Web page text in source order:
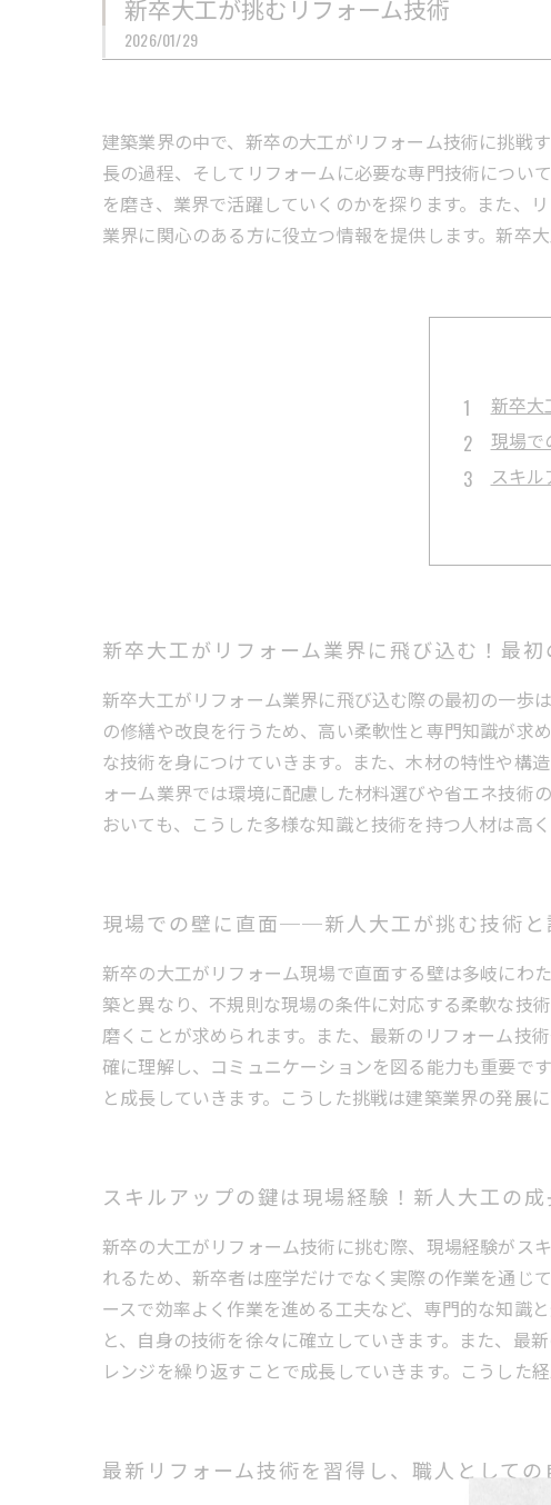
新卒大工が挑むリフォーム技術
2026/01/29
建築業界の中で、新卒の大工がリフォーム技術に挑戦
長の過程、そしてリフォームに必要な専門技術につい
を磨き、業界で活躍していくのかを探ります。また、
業界に関心のある方に役立つ情報を提供します。新卒
新卒
現場
スキ
新卒
新卒大工がリフォーム業界に飛び込む！最
新卒大工がリフォーム業界に飛び込む際の最初の一歩
の修繕や改良を行うため、高い柔軟性と専門知識が求
な技術を身につけていきます。また、木材の特性や構
ォーム業界では環境に配慮した材料選びや省エネ技術
おいても、こうした多様な知識と技術を持つ人材は高
現場での壁に直面──新人大工が挑む技術と
新卒の大工がリフォーム現場で直面する壁は多岐にわ
築と異なり、不規則な現場の条件に対応する柔軟な技
磨くことが求められます。また、最新のリフォーム技
確に理解し、コミュニケーションを図る能力も重要で
と成長していきます。こうした挑戦は建築業界の発展
スキルアップの鍵は現場経験！新人大工の
新卒の大工がリフォーム技術に挑む際、現場経験がス
れるため、新卒者は座学だけでなく実際の作業を通じ
ースで効率よく作業を進める工夫など、専門的な知識
と、自身の技術を徐々に確立していきます。また、最
レンジを繰り返すことで成長していきます。こうした
最新リフォーム技術を習得し、職人としての